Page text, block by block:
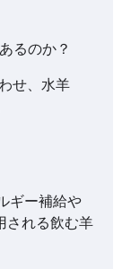
るのか？
せ、水羊
ギー補給や
される飲む羊